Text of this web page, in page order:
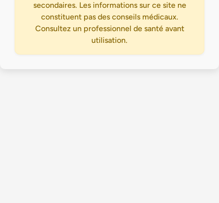
secondaires. Les informations sur ce site ne
constituent pas des conseils médicaux.
Consultez un professionnel de santé avant
utilisation.